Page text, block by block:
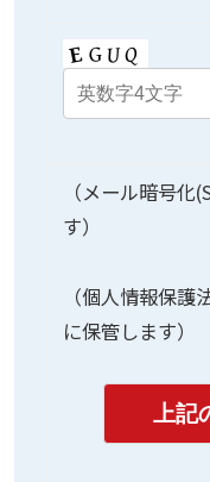
（メール暗号化
す）
（個人情報保
に保管します）